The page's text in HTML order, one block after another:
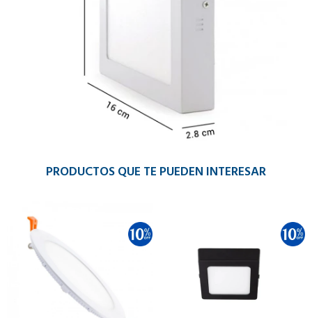
PRODUCTOS QUE TE PUEDEN INTERESAR